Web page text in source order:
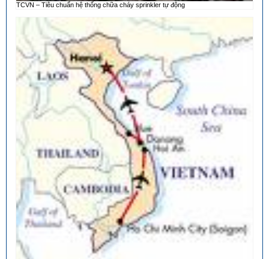
TCVN – Tiêu chuẩn hệ thống chữa cháy sprinkler tự động